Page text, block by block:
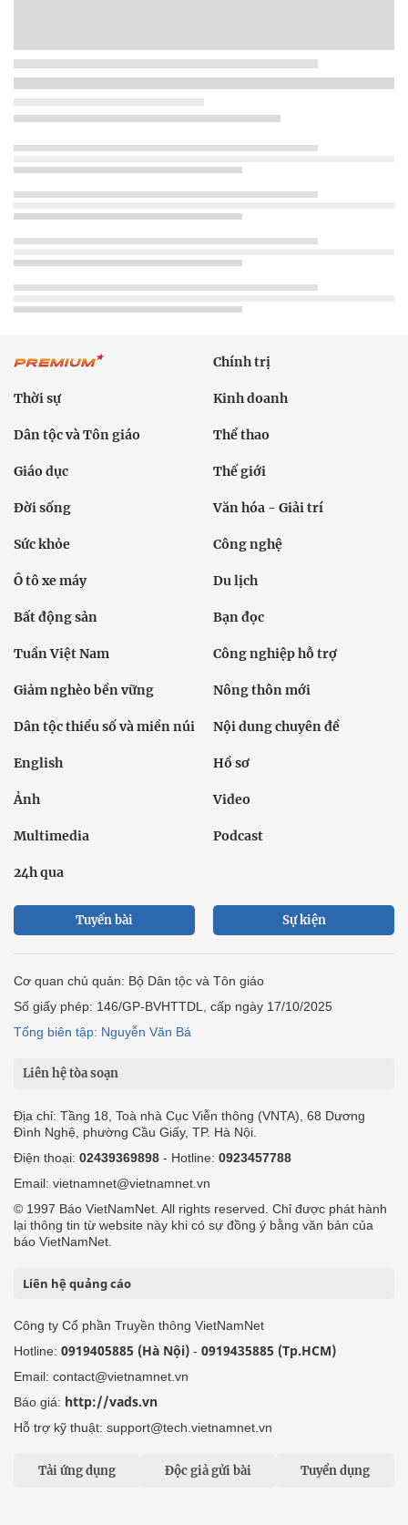
Chính trị
Thời sự Kinh doanh
Dân tộc và Tôn giáo Thể thao
Giáo dục Thế giới
Đời sống Văn hóa - Giải trí
Sức khỏe Công nghệ
Ô tô xe máy Du lịch
Bất động sản Bạn đọc
Tuần Việt Nam Công nghiệp hỗ trợ
Giảm nghèo bền vững Nông thôn mới
Dân tộc thiểu số và miền núi Nội dung chuyên đề
English Hồ sơ
Ảnh Video
Multimedia Podcast
24h qua
Tuyến bài Sự kiện
Cơ quan chủ quản: Bộ Dân tộc và Tôn giáo
Số giấy phép: 146/GP-BVHTTDL, cấp ngày 17/10/2025
Tổng biên tập: Nguyễn Văn Bá
Liên hệ tòa soạn
Địa chỉ: Tầng 18, Toà nhà Cục Viễn thông (VNTA), 68 Dương
Đình Nghệ, phường Cầu Giấy, TP. Hà Nội.
Điện thoại: 02439369898 - Hotline: 0923457788
Email: vietnamnet@vietnamnet.vn
© 1997 Báo VietNamNet. All rights reserved. Chỉ được phát hành
lại thông tin từ website này khi có sự đồng ý bằng văn bản của
báo VietNamNet.
Liên hệ quảng cáo
Công ty Cổ phần Truyền thông VietNamNet
Hotline: 0919405885 (Hà Nội) - 0919435885 (Tp.HCM)
Email: contact@vietnamnet.vn
Báo giá: http://vads.vn
Hỗ trợ kỹ thuật: support@tech.vietnamnet.vn
Tải ứng dụng Độc giả gửi bài Tuyển dụng